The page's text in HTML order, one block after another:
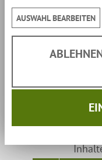
Ich möchte, dass
und möchte,
AUSWAHL BEARBEITEN